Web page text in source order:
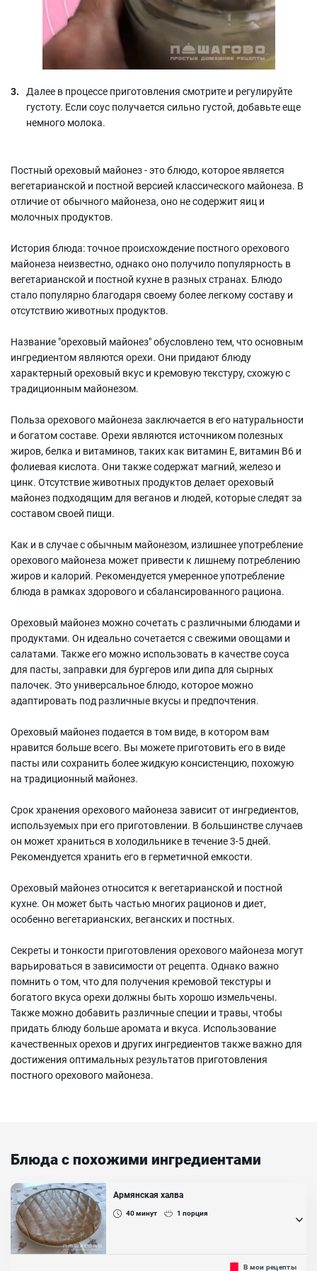
Далее в процессе приготовления смотрите и регулируйте
густоту. Если соус получается сильно густой, добавьте еще
немного молока.
Постный ореховый майонез - это блюдо, которое является
вегетарианской и постной версией классического майонеза. В
отличие от обычного майонеза, оно не содержит яиц и
молочных продуктов.
История блюда: точное происхождение постного орехового
майонеза неизвестно, однако оно получило популярность в
вегетарианской и постной кухне в разных странах. Блюдо
стало популярно благодаря своему более легкому составу и
отсутствию животных продуктов.
Название "ореховый майонез" обусловлено тем, что основным
ингредиентом являются орехи. Они придают блюду
характерный ореховый вкус и кремовую текстуру, схожую с
традиционным майонезом.
Польза орехового майонеза заключается в его натуральности
и богатом составе. Орехи являются источником полезных
жиров, белка и витаминов, таких как витамин Е, витамин В6 и
фолиевая кислота. Они также содержат магний, железо и
цинк. Отсутствие животных продуктов делает ореховый
майонез подходящим для веганов и людей, которые следят за
составом своей пищи.
Как и в случае с обычным майонезом, излишнее употребление
орехового майонеза может привести к лишнему потреблению
жиров и калорий. Рекомендуется умеренное употребление
блюда в рамках здорового и сбалансированного рациона.
Ореховый майонез можно сочетать с различными блюдами и
продуктами. Он идеально сочетается с свежими овощами и
салатами. Также его можно использовать в качестве соуса
для пасты, заправки для бургеров или дипа для сырных
палочек. Это универсальное блюдо, которое можно
адаптировать под различные вкусы и предпочтения.
Ореховый майонез подается в том виде, в котором вам
нравится больше всего. Вы можете приготовить его в виде
пасты или сохранить более жидкую консистенцию, похожую
на традиционный майонез.
Срок хранения орехового майонеза зависит от ингредиентов,
используемых при его приготовлении. В большинстве случаев
он может храниться в холодильнике в течение 3-5 дней.
Рекомендуется хранить его в герметичной емкости.
Ореховый майонез относится к вегетарианской и постной
кухне. Он может быть частью многих рационов и диет,
особенно вегетарианских, веганских и постных.
Секреты и тонкости приготовления орехового майонеза могут
варьироваться в зависимости от рецепта. Однако важно
помнить о том, что для получения кремовой текстуры и
богатого вкуса орехи должны быть хорошо измельчены.
Также можно добавить различные специи и травы, чтобы
придать блюду больше аромата и вкуса. Использование
качественных орехов и других ингредиентов также важно для
достижения оптимальных результатов приготовления
постного орехового майонеза.
Блюда с похожими ингредиентами
Армянская халва
40минут 1 порция
Армянская халва - это вкусный и очень интересный десерт,В мои рецепты